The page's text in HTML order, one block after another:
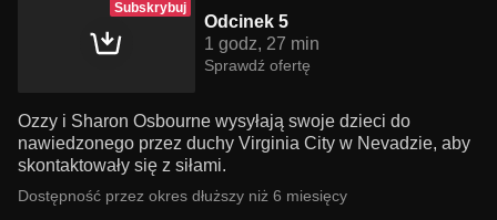
Subskrybuj
Odcinek 5
1 godz, 27 min
Sprawdź ofertę
Ozzy i Sharon Osbourne wysyłają swoje dzieci do
nawiedzonego przez duchy Virginia City w Nevadzie, aby
skontaktowały się z siłami.
Dostępność przez okres dłuższy niż 6 miesięcy